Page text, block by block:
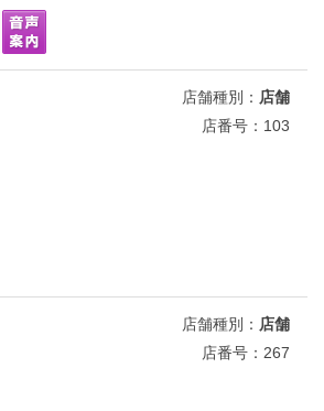
店舗種別： 店舗
店番号：103
店舗種別： 店舗
店番号：267